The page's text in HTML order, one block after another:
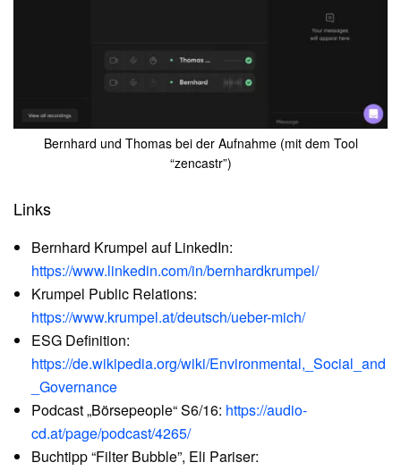
Bernhard und Thomas bei der Aufnahme (mit dem Tool
“zencastr”)
Links
Bernhard Krumpel auf LinkedIn:
https://www.linkedin.com/in/bernhardkrumpel/
Krumpel Public Relations:
https://www.krumpel.at/deutsch/ueber-mich/
ESG Definition:
https://de.wikipedia.org/wiki/Environmental,_Social_and
_Governance
Podcast „Börsepeople“ S6/16: https://audio-
cd.at/page/podcast/4265/
Buchtipp “Filter Bubble”, Eli Pariser: